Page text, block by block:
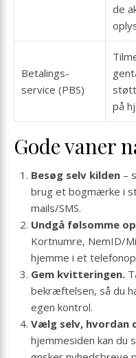
de
Betalings­
service (PBS)
på
Gode vaner
Besøg selv kilden –
brug et bogmærke i
mails/SMS.
Undgå følsomme
Kortnumre, NemID/
hjemme i et
Gem kvitteringen.
bekræftelsen, så du
egen kontrol.
Vælg selv, hvordan
hjemmesiden kan du